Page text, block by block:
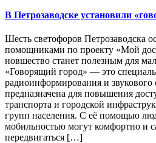
В Петрозаводске установили
Шесть светофоров Петрозаводска
помощниками по проекту «Мой
новшество станет полезным для
«Говорящий город» — это
радиоинформирования и
предназначена для повышения
транспорта и городской
групп населения. С её помощью
мобильностью могут комфортно и
передвигаться […]